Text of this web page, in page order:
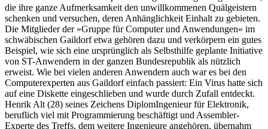
die ihre ganze Aufmerksamkeit den unwillkommenen Quälgeistern
schenken und versuchen, deren Anhänglichkeit Einhalt zu gebieten.
Die Mitglieder der »Gruppe für Computer und Anwendungen« im
schwäbischen Gaildorf etwa gehören dazu und verkörpern ein gutes
Beispiel, wie sich eine ursprünglich als Selbsthilfe geplante Initiative
von ST-Anwendern in der ganzen Bundesrepublik als nützlich
erweist. Wie bei vielen anderen Anwendern auch war es bei den
Computerexperten aus Gaildorf einfach passiert: Ein Virus hatte sich
auf eine Diskette eingeschlieben und wurde durch Zufall entdeckt.
Henrik Alt (28) seines Zeichens DiplomIngenieur für Elektronik,
beruflich viel mit Programmierung beschäftigt und Assembler-
Experte des Treffs, dem weitere Ingenieure angehören, übernahm